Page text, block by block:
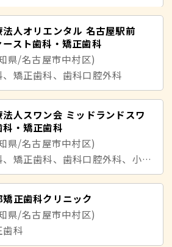
法人オリエンタル 名古屋駅前
ースト歯科・矯正歯科
県/名古屋市中村区)
、矯正歯科、歯科口腔外科
法人スワン会 ミッドランドスワ
科・矯正歯科
県/名古屋市中村区)
歯科、矯正歯科、歯科口腔外科、小児歯科
矯正歯科クリニック
県/名古屋市中村区)
歯科